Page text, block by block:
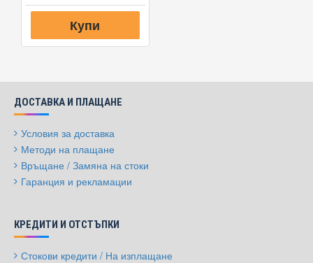
Купи
ДОСТАВКА И ПЛАЩАНЕ
Условия за доставка
Методи на плащане
Връщане / Замяна на стоки
Гаранция и рекламации
КРЕДИТИ И ОТСТЪПКИ
Стокови кредити / На изплащане